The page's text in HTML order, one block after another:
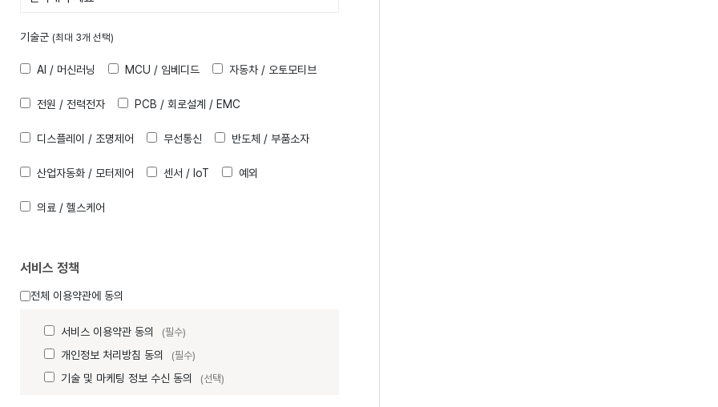
기술군 (최대 3개 선택)
AI / 머신러닝 MCU / 임베디드 자동차 / 오토모티브
전원 / 전력전자 PCB / 회로설계 / EMC
디스플레이 / 조명제어 무선통신 반도체 / 부품소자
산업자동화 / 모터제어 센서 / IoT 예외
의료 / 헬스케어
서비스 정책
전체 이용약관에 동의
서비스 이용약관 동의 (필수)
개인정보 처리방침 동의 (필수)
기술 및 마케팅 정보 수신 동의 (선택)